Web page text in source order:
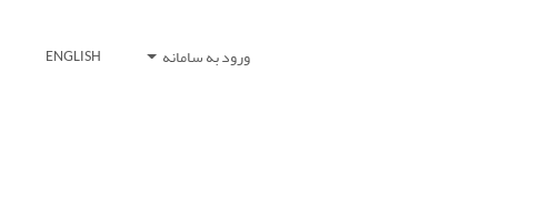
ورود به سامانه ENGLISH